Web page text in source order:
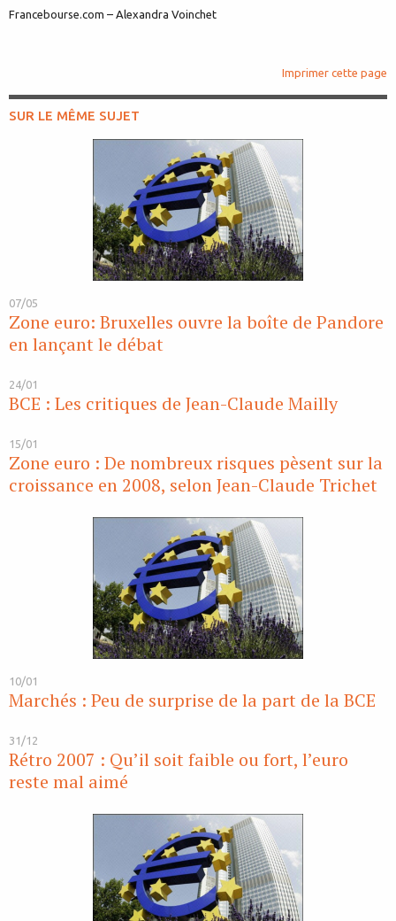
Francebourse.com – Alexandra Voinchet
Imprimer cette page
SUR LE MÊME SUJET
07/05
Zone euro: Bruxelles ouvre la boîte de Pandore
en lançant le débat
24/01
BCE : Les critiques de Jean-Claude Mailly
15/01
Zone euro : De nombreux risques pèsent sur la
croissance en 2008, selon Jean-Claude Trichet
10/01
Marchés : Peu de surprise de la part de la BCE
31/12
Rétro 2007 : Qu’il soit faible ou fort, l’euro
reste mal aimé